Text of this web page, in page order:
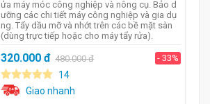
ửa máy móc công nghiệp và nông cụ. Bảo d
ưỡng các chi tiết máy công nghiệp và gia dụ
ng. Tẩy dầu mỡ và nhớt trên các bề mặt sàn
(dùng trực tiếp hoặc cho máy tẩy rửa).
320.000 đ 480.000đ - 33%
14
Giao nhanh